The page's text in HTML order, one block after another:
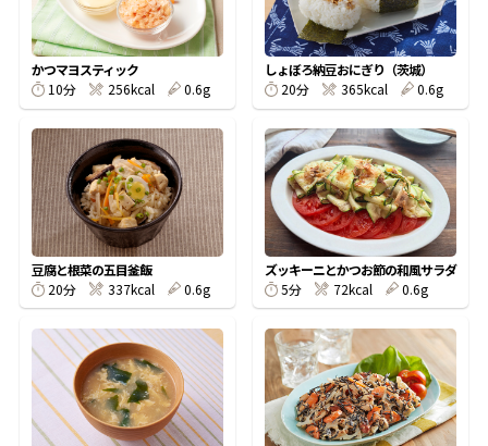
楽チン屋® ストレートつゆ
新鮮一番 『氷熟®』
割烹白だしレシピ特集
だし巻き卵特集
かつおだしが決め手！簡単茶碗蒸し
かつマヨスティック
10分
256kcal 0.6g
しょぼろ納豆おにぎり（茨城）
20分
365kcal 0.6g
豆腐と根菜の五目釜飯
20分
337kcal 0.6g
ズッキーニとかつお節の和風サラダ
5分
72kcal 0.6g